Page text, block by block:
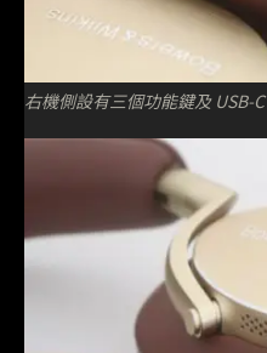
右機側設有三個功能鍵及 USB-